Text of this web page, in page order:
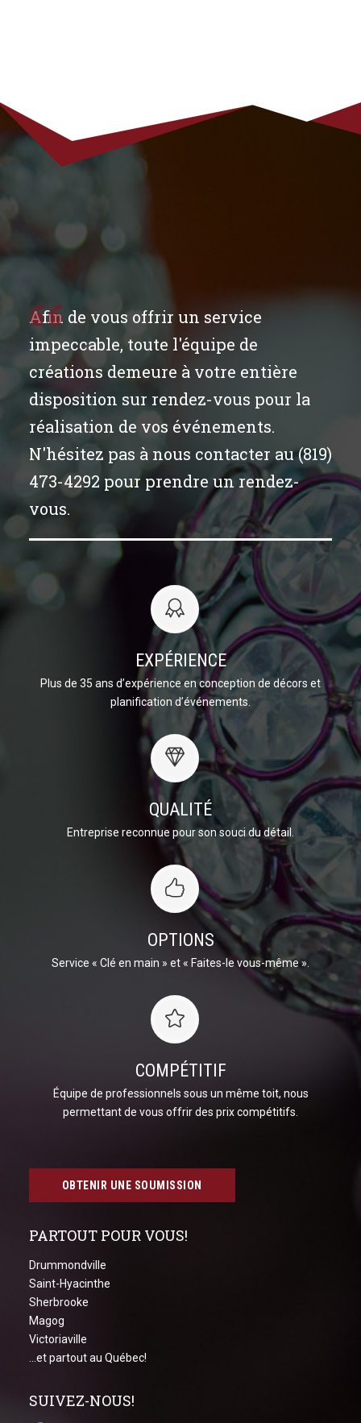
Afin de vous offrir un service
impeccable, toute l'équipe de
créations demeure à votre entière
disposition sur rendez-vous pour la
réalisation de vos événements.
N'hésitez pas à nous contacter au (819)
473-4292 pour prendre un rendez-
vous.
EXPÉRIENCE
Plus de 35 ans d’expérience en conception de décors et
planification d’événements.
QUALITÉ
Entreprise reconnue pour son souci du détail.
OPTIONS
Service « Clé en main » et « Faites-le vous-même ».
COMPÉTITIF
Équipe de professionnels sous un même toit, nous
permettant de vous offrir des prix compétitifs.
OBTENIR UNE SOUMISSION
PARTOUT POUR VOUS!
Drummondville
Saint-Hyacinthe
Sherbrooke
Magog
Victoriaville
...et partout au Québec!
SUIVEZ-NOUS!